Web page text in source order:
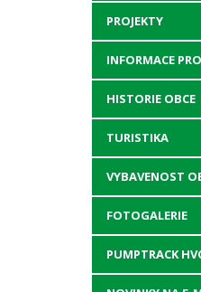
PROJEKTY
INFORMACE
HISTORIE OBCE
TURISTIKA
VYBAVENOST
FOTOGALERIE
PUMPTRACK